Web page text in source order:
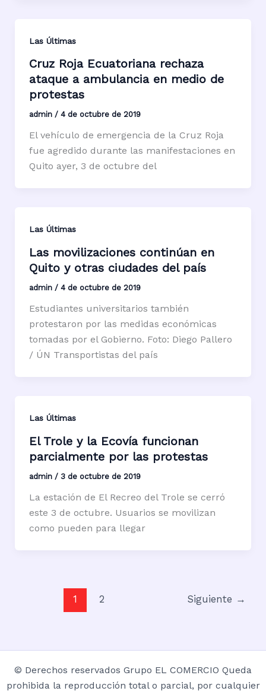
Las Últimas
Cruz Roja Ecuatoriana rechaza
ataque a ambulancia en medio de
protestas
admin / 4 de octubre de 2019
El vehículo de emergencia de la Cruz Roja
fue agredido durante las manifestaciones en
Quito ayer, 3 de octubre del
Las Últimas
Las movilizaciones continúan en
Quito y otras ciudades del país
admin / 4 de octubre de 2019
Estudiantes universitarios también
protestaron por las medidas económicas
tomadas por el Gobierno. Foto: Diego Pallero
/ ÚN Transportistas del país
Las Últimas
El Trole y la Ecovía funcionan
parcialmente por las protestas
admin / 3 de octubre de 2019
La estación de El Recreo del Trole se cerró
este 3 de octubre. Usuarios se movilizan
como pueden para llegar
1 2 Siguiente →
© Derechos reservados Grupo EL COMERCIO Queda
prohibida la reproducción total o parcial, por cualquier